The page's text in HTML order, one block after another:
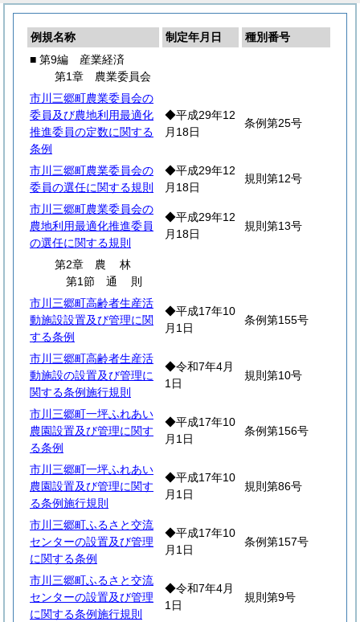
例規名称 制定年月日
種別番号
■ 第9編 産業経済
第1章 農業委員会
市川三郷町農業委員会の
委員及び農地利用最適化
推進委員の定数に関する
条例
◆平成29年12
月18日
条例第25号
市川三郷町農業委員会の
委員の選任に関する規則
◆平成29年12
月18日
規則第12号
市川三郷町農業委員会の
農地利用最適化推進委員
の選任に関する規則
◆平成29年12
月18日
規則第13号
第2章 農林
第1節 通 則
市川三郷町高齢者生産活
動施設設置及び管理に関
する条例
◆平成17年10
月1日
条例第155号
市川三郷町高齢者生産活
動施設の設置及び管理に
関する条例施行規則
◆令和7年4月
1日
規則第10号
市川三郷町一坪ふれあい
農園設置及び管理に関す
る条例
◆平成17年10
月1日
条例第156号
市川三郷町一坪ふれあい
農園設置及び管理に関す
る条例施行規則
◆平成17年10
月1日
規則第86号
市川三郷町ふるさと交流
センターの設置及び管理
に関する条例
◆平成17年10
月1日
条例第157号
市川三郷町ふるさと交流
センターの設置及び管理
に関する条例施行規則
◆令和7年4月
1日
規則第9号